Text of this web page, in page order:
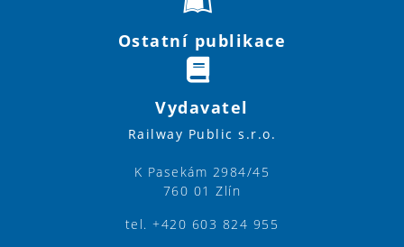
Ostatní publikace
Vydavatel
Railway Public s.r.o.
K Pasekám 2984/45
760 01 Zlín
tel. +420 603 824 955